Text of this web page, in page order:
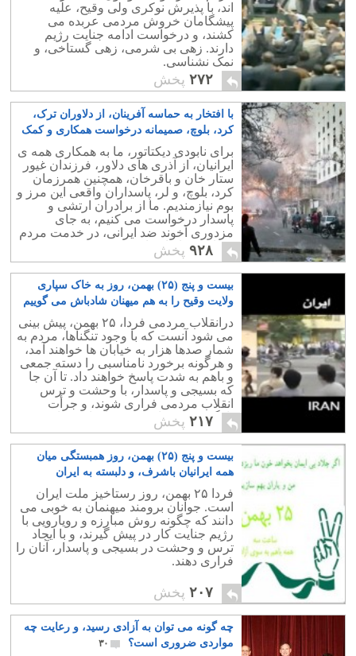
اند، با پذیرش نوکری ولی وقیح، علیه
پیشگامان خروش مردمی عربده می
کشند، و درخواست ادامه جنایت رژیم
دارند. زهی بی شرمی، زهی گستاخی، و
نمک نشناسی.
۲۷۲ پخش
با افتخار به حماسه آفرینان، از دلاوران ترک،
کرد، بلوچ، صمیمانه درخواست همکاری و کمک
داریم
برای نابودی دیکتاتور، ما به همکاری همه ی
ایرانیان، از آذری های دلاور، فرزندان غیور
ستار خان و باقرخان، همچنین همرزمان
کرد، بلوچ، و لر، پاسداران واقعی این مرز و
بوم نیازمندیم. ما از برادران ارتشی و
پاسدار درخواست می کنیم، به جای
مزدوری آخوند ضد ایرانی، در خدمت مردم
شرافتمند ایران باشند.
۹۲۸ پخش
بیست و پنج (۲۵) بهمن، روز به خاک سپاری
ولایت وقیح را به هم میهنان شادباش می گوییم
درانقلاب مردمی فردا، ۲۵ بهمن، پیش بینی
می شود آنست که با وجود تنگناها، مردم به
شمار صدها هزار به خیابان ها خواهند آمد،
و هرگونه برخورد نامناسبی را دسته جمعی
و باهم به شدت پاسخ خواهند داد. تا آن جا
که بسیجی و پاسدار، با وحشت و ترس
انقلاب مردمی فراری شوند، و جرأت
بازگشت به میان مردم را نداشته باشند.
۲۱۷ پخش
بیست و پنج (۲۵) بهمن، روز همبستگی میان
همه ایرانیان باشرف، و دلبسته به ایران
عزیزمان فردا ۲۵ بهمن، روز رستاخیز ملت ایران
است. جوانان برومند میهنمان به خوبی می
دانند که چگونه روش مبارزه و رویارویی با
رژیم جنایت کار در پیش گیرند، و با ایجاد
ترس و وحشت در بسیجی و پاسدار، آنان را
فراری دهند.
۲۰۷ پخش
چه گونه می توان به آزادی رسید، و رعایت چه
مواردی ضروری است؟
۳۰